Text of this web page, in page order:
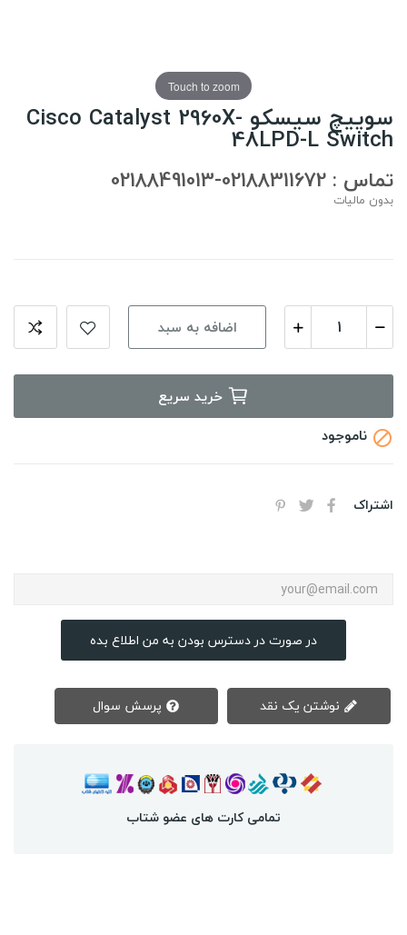
Touch to zoom
سوییچ سیسکو Cisco Catalyst 2960X-
48LPD-L Switch
تماس : 02188311672-02188491013
بدون مالیات
اضافه به سبد
خرید سریع
 ناموجود
اشتراک
در صورت در دسترس بودن به من اطلاع بده
تمامی کارت های عضو شتاب